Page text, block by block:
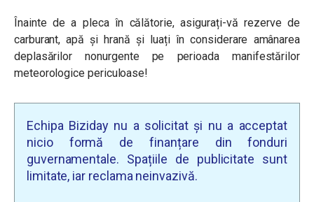
Înainte de a pleca în călătorie, asigurați-vă rezerve de
carburant, apă și hrană și luați în considerare amânarea
deplasărilor nonurgente pe perioada manifestărilor
meteorologice periculoase!
Echipa Biziday nu a solicitat și nu a acceptat
nicio formă de finanțare din fonduri
guvernamentale. Spațiile de publicitate sunt
limitate, iar reclama neinvazivă.